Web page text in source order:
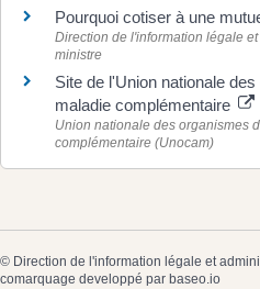
Pourquoi cotiser à une
Direction de l'information légale
ministre
Site de l'Union nationale
maladie complémentaire
Union nationale des organismes
complémentaire (Unocam)
© Direction de l'information légale et
comarquage developpé par baseo.io